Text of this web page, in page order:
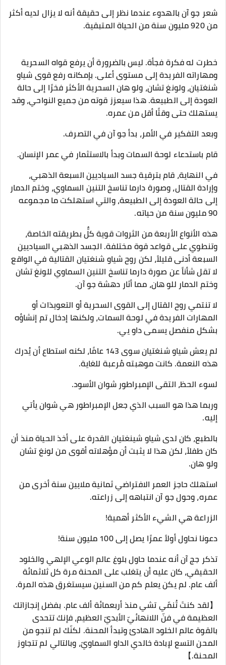
شعر جو آن بالهدوء عندما نظر إلى حقيقة أنه لا يزال لديه أكثر
من 920 مليون سنة من الحياة المتبقية.
خطرت له فكرة فجأة. ليس بالضرورة أن يرفع قواه السحرية
ومهاراته الفريدة إلى مستوى أعلى. بإمكانه رفع قوى شياو
شنغتيان، ولونغ تشان، ولو هان السحرية الأكثر فخرًا إلى حالة
العودة إلى الطبيعة. هذا سيعزز قوته من جميع النواحي، وقد
يستهلك حتى وقتًا أقل من عمره.
وبعد التفكير في الأمر، بدأ جو آن في التصرف.
قام باستدعاء لوحة السمات وبدأ بالاستثمار في عمر الإنسان.
في النهاية، قام بترقية جسد السياديين السبعة الذهبي،
وإرادة القتال، وصورة دارما تناسخ التنين السماوي، وختم الدمار
إلى حالة العودة إلى الطبيعة، والتي استهلكت ما مجموعه
90 مليون سنة من حياته.
هذه الأنواع الأربعة من الثروات قوية كلٌّ بطريقته الخاصة،
وتنطوي على قواعد قوة مختلفة. الجسد الذهبي السياديين
السبعة أدنى قليلاً، لكن روح شياو شنغتيان القتالية في الواقع
لا تقل شأناً عن صورة دارما تناسخ التنين السماوي للونغ تشان
وختم الدمار للو هان، مما أثار دهشة جو آن.
لا تنتمي روح القتال إلى القوى السحرية أو التعويذات أو
المهارات الفريدة في لوحة السمات، ولكنها إدخال تم إنشاؤه
بشكل منفصل يسمى داو يي.
لم يعش شياو شنغتيان سوى 143 عامًا، لكنه استطاع أن يُدرك
هذه النعمة. كانت موهبته مُرعبة للغاية.
لسوء الحظ، التقى الإمبراطور شوان الأسود.
وربما هذا هو السبب الذي جعل الإمبراطور هي شوان يأتي
إليه.
بالطبع، كان لدى شياو شينغتيان القدرة على أخذ الحياة منذ أن
كان طفلاً، لكن هذا لا يثبت أن مؤهلاته أقوى من لونغ تشان
ولو هان.
استهلك حاجز العمر الافتراضي ثمانية ملايين سنة أخرى من
عمره، وحول جو آن انتباهه إلى زراعته.
الزراعة هي الشيء الأكثر أهمية!
دعونا نحاول أولاً عمرًا يصل إلى 100 مليون سنة!
تذكر جج آن أنه عندما حاول بلوغ عالم الوعي الإلهي والخلود
الحقيقي، كان عليه أن يتغلب على المحنة مرة كل ثلاثمائة
ألف عام. لم يكن يعلم كم من السنين سيستغرق هذه المرة.
【لقد كنتَ تُنمّي تشي منذ أربعمائة ألف عام. بفضل إنجازاتك
العظيمة في فنّ اللانهائيّ الأبديّ العظيم، فإنك تتحدى
بالقوة عالم الخلود الهادئ وتبدأ المحنة. لكنّك لم تنجو من
المحن التسع لإبادة خالدي الداو السماويّ، وبالتالي لم تتجاوز
المحنة.】